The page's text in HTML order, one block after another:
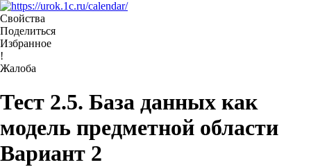
Свойства
Поделиться
Избранное
!
Жалоба
Тест 2.5. База данных как
модель предметной области
Вариант 2